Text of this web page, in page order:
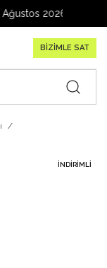
2026
BİZİMLE SAT
İNDIRIMLI